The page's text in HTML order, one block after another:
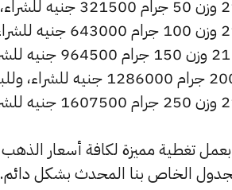
الخاص بنا المحدث بشكل دائم.